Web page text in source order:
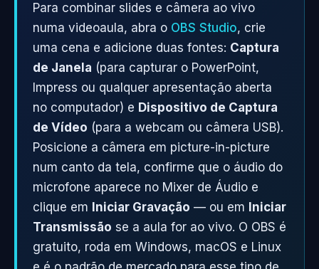
Para combinar slides e câmera ao vivo
numa videoaula, abra o OBS Studio, crie
uma cena e adicione duas fontes: Captura
de Janela (para capturar o PowerPoint,
Impress ou qualquer apresentação aberta
no computador) e Dispositivo de Captura
de Vídeo (para a webcam ou câmera USB).
Posicione a câmera em picture-in-picture
num canto da tela, confirme que o áudio do
microfone aparece no Mixer de Áudio e
clique em Iniciar Gravação — ou em Iniciar
Transmissão se a aula for ao vivo. O OBS é
gratuito, roda em Windows, macOS e Linux